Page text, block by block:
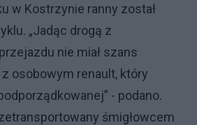
w Kostrzynie ranny został
„Jadąc drogą z
nie miał szans
osobowym renault, który
- podano.
śmigłowcem